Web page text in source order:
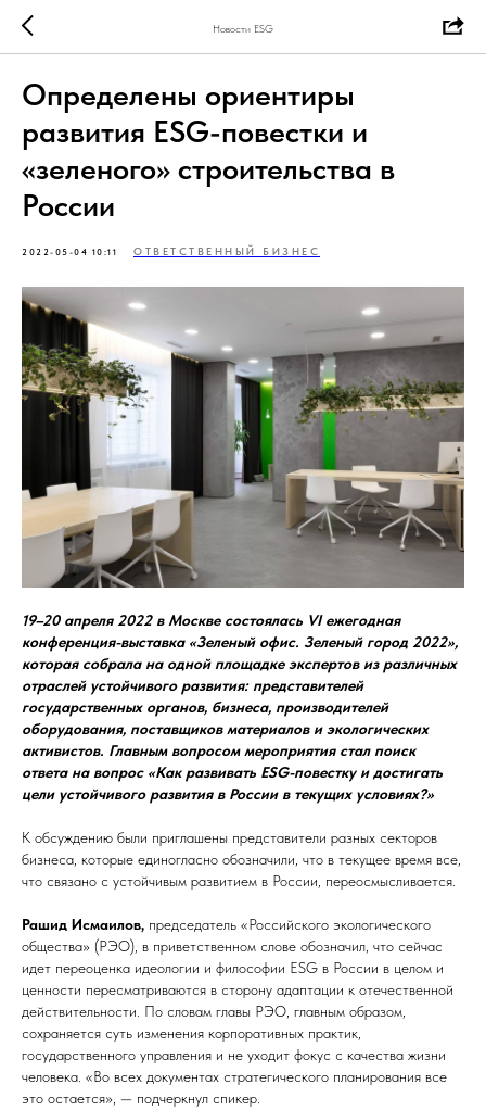
Новости ESG
Определены ориентиры
развития ESG-повестки и
«зеленого» строительства в
России
2022-05-04 10:11 ОТВЕТСТВЕННЫЙ БИЗНЕС
19–20 апреля 2022 в Москве состоялась VI ежегодная
конференция-выставка «Зеленый офис. Зеленый город 2022»,
которая собрала на одной площадке экспертов из различных
отраслей устойчивого развития: представителей
государственных органов, бизнеса, производителей
оборудования, поставщиков материалов и экологических
активистов. Главным вопросом мероприятия стал поиск
ответа на вопрос «Как развивать ESG-повестку и достигать
цели устойчивого развития в России в текущих условиях?»
К обсуждению были приглашены представители разных секторов
бизнеса, которые единогласно обозначили, что в текущее время все,
что связано с устойчивым развитием в России, переосмысливается.
Рашид Исмаилов, председатель «Российского экологического
общества» (РЭО), в приветственном слове обозначил, что сейчас
идет переоценка идеологии и философии ESG в России в целом и
ценности пересматриваются в сторону адаптации к отечественной
действительности. По словам главы РЭО, главным образом,
сохраняется суть изменения корпоративных практик,
государственного управления и не уходит фокус с качества жизни
человека. «Во всех документах стратегического планирования все
это остается», — подчеркнул спикер.